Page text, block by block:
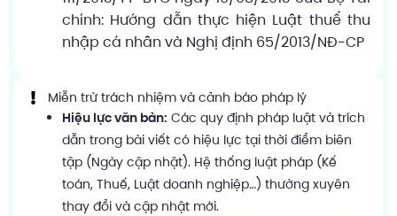
chính: Hướng dẫn thực hiện Luật thuế thu
nhập cá nhân và Nghị định 65/2013/NĐ-CP
Miễn trừ trách nhiệm và cảnh báo pháp lý
Hiệu lực văn bản: Các quy định pháp luật và trích
dẫn trong bài viết có hiệu lực tại thời điểm biên
tập (Ngày cập nhật). Hệ thống luật pháp (Kế
toán, Thuế, Luật doanh nghiệp…) thường xuyên
thay đổi và cập nhật mới.